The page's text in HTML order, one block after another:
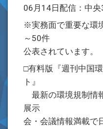
06月14日配信：中
※実務面で重要な環
～50件
公表されています。
□有料版『週刊中国
ト』
最新の環境規制情
展示
会・会議情報満載で